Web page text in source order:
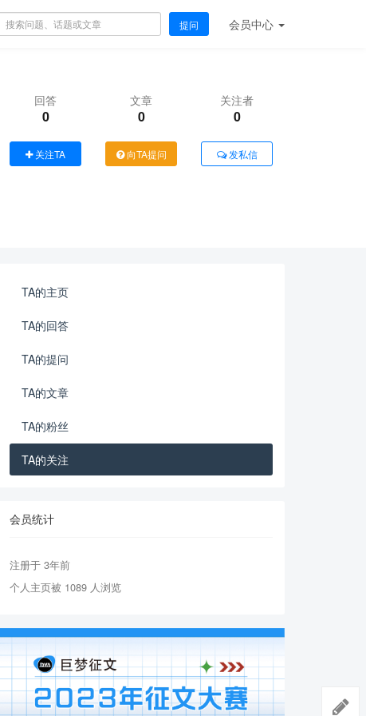
提问 会员中心
回答
0
文章
0
关注者
0
关注TA 向TA提问 发私信
TA的主页
TA的回答
TA的提问
TA的文章
TA的粉丝
TA的关注
会员统计
注册于 3年前
个人主页被 1089 人浏览